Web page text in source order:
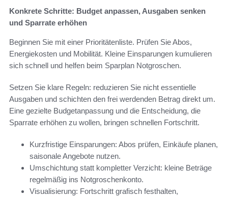
Konkrete Schritte: Budget anpassen, Ausgaben senken
und Sparrate erhöhen
Beginnen Sie mit einer Prioritätenliste. Prüfen Sie Abos,
Energiekosten und Mobilität. Kleine Einsparungen kumulieren
sich schnell und helfen beim Sparplan Notgroschen.
Setzen Sie klare Regeln: reduzieren Sie nicht essentielle
Ausgaben und schichten den frei werdenden Betrag direkt um.
Eine gezielte Budgetanpassung und die Entscheidung, die
Sparrate erhöhen zu wollen, bringen schnellen Fortschritt.
Kurzfristige Einsparungen: Abos prüfen, Einkäufe planen,
saisonale Angebote nutzen.
Umschichtung statt kompletter Verzicht: kleine Beträge
regelmäßig ins Notgroschenkonto.
Visualisierung: Fortschritt grafisch festhalten,